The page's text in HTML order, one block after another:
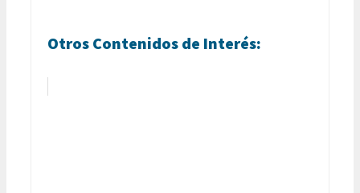
Otros Contenidos de Interés: